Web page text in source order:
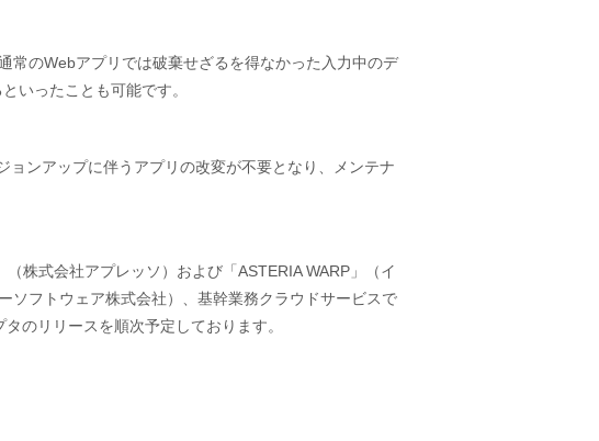
常のWebアプリでは破棄せざるを得なかった入力中のデ
いったことも可能です。
ンアップに伴うアプリの改変が不要となり、メンテナ
株式会社アプレッソ）および「ASTERIA WARP」（イ
ソフトウェア株式会社）、基幹業務クラウドサービスで
のリリースを順次予定しております。